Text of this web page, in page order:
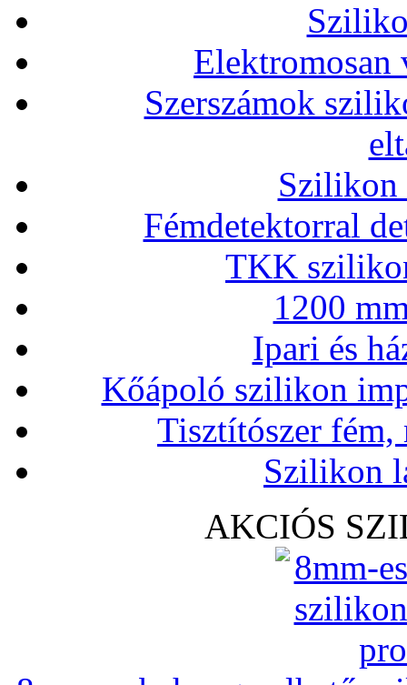
Elektromosan
Szerszámok
Szilikon
Fémdetektorral
TKK
1200
Ipari és
Kőápoló szilikon
Tisztítószer
Szilikon
AKCIÓS